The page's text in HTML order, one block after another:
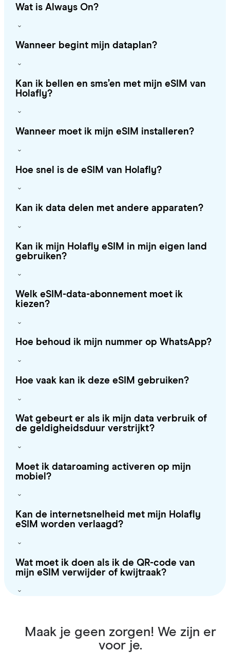
Wat is Always On?
Wanneer begint mijn dataplan?
Kan ik bellen en sms’en met mijn eSIM van
Holafly?
Wanneer moet ik mijn eSIM installeren?
Hoe snel is de eSIM van Holafly?
Kan ik data delen met andere apparaten?
Kan ik mijn Holafly eSIM in mijn eigen land
gebruiken?
Welk eSIM-data-abonnement moet ik
kiezen?
Hoe behoud ik mijn nummer op WhatsApp?
Hoe vaak kan ik deze eSIM gebruiken?
Wat gebeurt er als ik mijn data verbruik of
de geldigheidsduur verstrijkt?
Moet ik dataroaming activeren op mijn
mobiel?
Kan de internetsnelheid met mijn Holafly
eSIM worden verlaagd?
Wat moet ik doen als ik de QR-code van
mijn eSIM verwijder of kwijtraak?
Maak je geen zorgen! We zijn er
voor je.